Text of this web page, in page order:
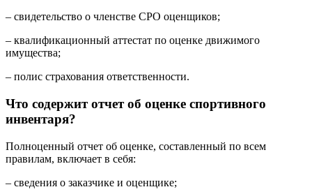
– свидетельство о членстве СРО оценщиков;
– квалификационный аттестат по оценке движимого
имущества;
– полис страхования ответственности.
Что содержит отчет об оценке спортивного
инвентаря?
Полноценный отчет об оценке, составленный по всем
правилам, включает в себя:
– сведения о заказчике и оценщике;